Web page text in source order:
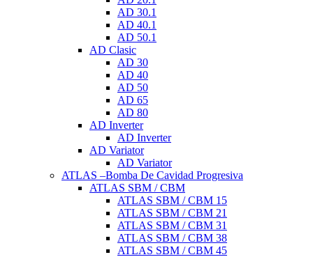
AD 30.1
AD 40.1
AD 50.1
AD Clasic
AD 30
AD 40
AD 50
AD 65
AD 80
AD Inverter
AD Inverter
AD Variator
AD Variator
ATLAS –Bomba De Cavidad Progresiva
ATLAS SBM / CBM
ATLAS SBM / CBM 15
ATLAS SBM / CBM 21
ATLAS SBM / CBM 31
ATLAS SBM / CBM 38
ATLAS SBM / CBM 45